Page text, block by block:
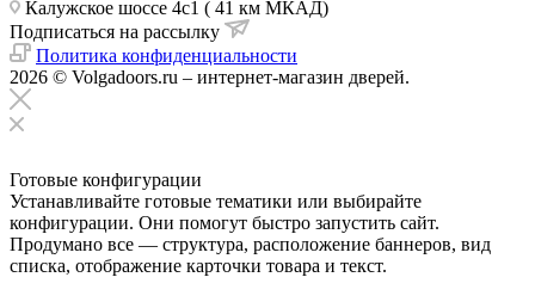
Калужское шоссе 4с1 ( 41 км МКАД)
Подписаться на рассылку
Политика конфиденциальности
2026 © Volgadoors.ru – интернет-магазин дверей.
Готовые конфигурации
Устанавливайте готовые тематики или выбирайте
конфигурации. Они помогут быстро запустить сайт.
Продумано все — структура, расположение баннеров, вид
списка, отображение карточки товара и текст.